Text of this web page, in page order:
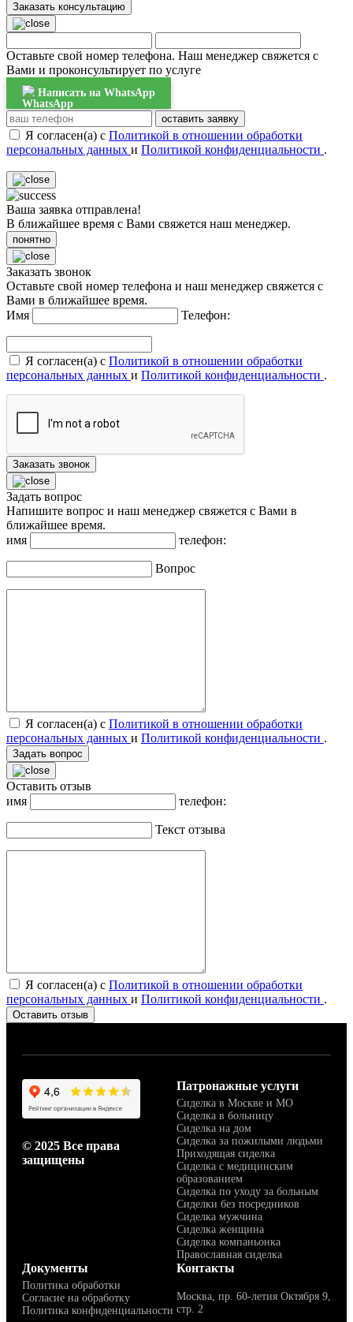
Заказать консультацию
Оставьте свой номер телефона. Наш менеджер свяжется с
Вами и проконсультирует по услуге
Написать на WhatsApp
оставить заявку
Я согласен(а) с Политикой в отношении обработки
персональных данных и Политикой конфиденциальности .
Ваша заявка отправлена!
В ближайшее время с Вами свяжется наш менеджер.
понятно
Заказать звонок
Оставьте свой номер телефона и наш менеджер свяжется с
Вами в ближайшее время.
Имя
Телефон:
Я согласен(а) с Политикой в отношении обработки
персональных данных и Политикой конфиденциальности .
Заказать звонок
Задать вопрос
Напишите вопрос и наш менеджер свяжется с Вами в
ближайшее время.
имя
телефон:
Вопрос
Я согласен(а) с Политикой в отношении обработки
персональных данных и Политикой конфиденциальности .
Задать вопрос
Оставить отзыв
имя
телефон:
Текст отзыва
Я согласен(а) с Политикой в отношении обработки
персональных данных и Политикой конфиденциальности .
Оставить отзыв
© 2025 Все права
защищены
Патронажные услуги
Сиделка в Москве и МО
Сиделка в больницу
Сиделка на дом
Сиделка за пожилыми людьми
Приходящая сиделка
Сиделка с медицинским
образованием
Сиделка по уходу за больным
Сиделки без посредников
Сиделка мужчина
Сиделка женщина
Сиделка компаньонка
Православная сиделка
Документы
Политика обработки
Согласие на обработку
Политика конфиденциальности
Контакты
Москва, пр. 60-летия Октября 9,
стр. 2